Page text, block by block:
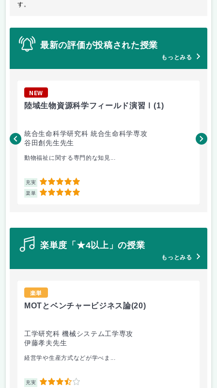
す。
最新の評価が投稿された授業
もっとみる
NEW
陸域生物資源科学フィールド演習Ⅰ(1)
統合生命科学研究科 統合生命科学専攻
谷田創先生先生
動物福祉に関する専門的な知見...
充実 5
楽単 5
伊
楽単度「★4以上」の授業
もっとみる
楽単
MOTとベンチャービジネス論(20)
工学研究科 機械システム工学専攻
伊藤孝夫先生
経営学や生産方式などが学べま...
充実 3.5